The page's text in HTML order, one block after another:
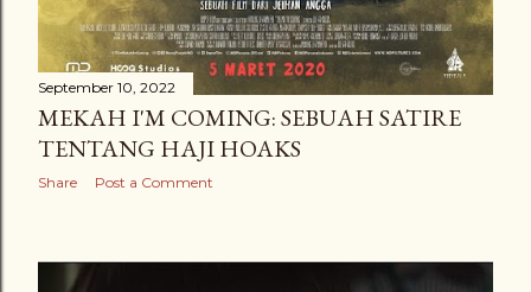
September 10, 2022
MEKAH I'M COMING: SEBUAH SATIRE
TENTANG HAJI HOAKS
Share Post a Comment